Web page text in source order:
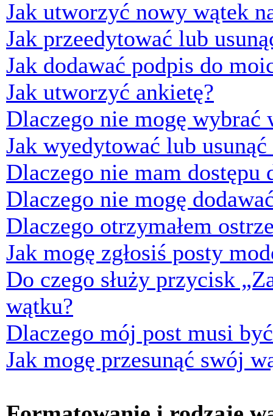
Jak utworzyć nowy wątek
Jak przeedytować lub
Jak dodawać podpis do
Jak utworzyć ankietę?
Dlaczego nie mogę wybrać
Jak wyedytować lub usunąć
Dlaczego nie mam dostępu
Dlaczego nie mogę
Dlaczego otrzymałem
Jak mogę zgłosiś posty
Do czego służy przycisk
wątku?
Dlaczego mój post musi
Jak mogę przesunąć swój